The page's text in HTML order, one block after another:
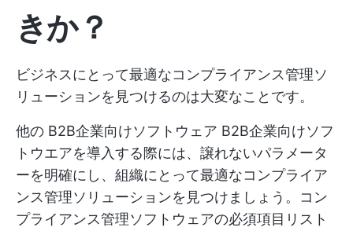
きか？
ビジネスにとって最適なコンプライアンス管理ソ
リューションを見つけるのは大変なことです。
他の B2B企業向けソフトウェア B2B企業向けソフ
トウエアを導入する際には、譲れないパラメータ
ーを明確にし、組織にとって最適なコンプライア
ンス管理ソリューションを見つけましょう。コン
プライアンス管理ソフトウェアの必須項目リスト